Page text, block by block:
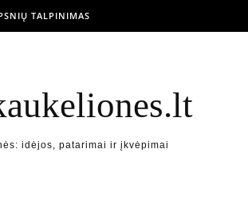
TALPINIMAS
idėjos, patarimai ir įkvėpimai